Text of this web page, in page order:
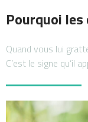
Pourquoi
Quand vous lui
C’est le signe qu’il